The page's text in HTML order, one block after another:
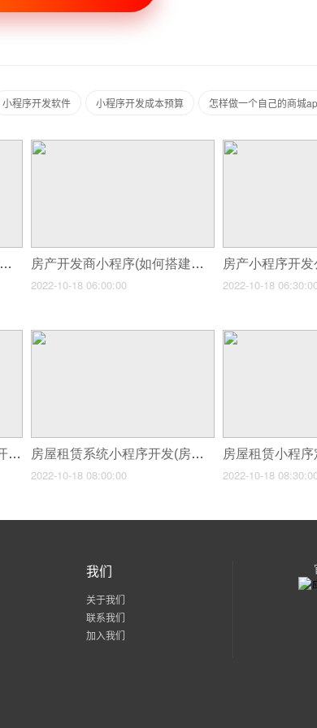
小程序开发软件 小程序开发成本预算 怎样做一个自己的商城
番禺小程序制作(免费制作小程序的流程) 房产开发商小程序(如何搭建爆款房产中介小程序)
2022-10-18 06:00:00 2022-10-18
房地产行业全民营销小程序开发书(房地产行业小程序开发定制) 房屋租赁系统小程序开发(房屋租赁小程序开发的基本功能是什么)
2022-10-18 08:00:00 2022-10-18
我们
关于我们
联系我们
加入我们